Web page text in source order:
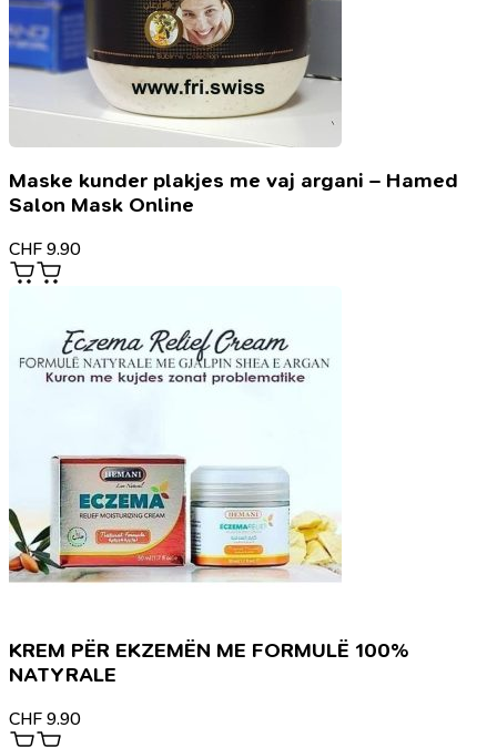
Maske kunder plakjes me vaj argani – Hamed
Salon Mask Online
CHF 9.90
KREM PËR EKZEMËN ME FORMULË 100%
NATYRALE
CHF 9.90